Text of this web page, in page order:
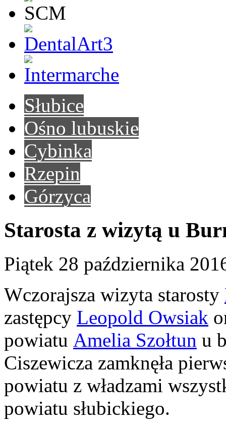
Słubice
Ośno lubuskie
Cybinka
Rzepin
Górzyca
Starosta z wizytą u
Piątek 28 października
Wczorajsza wizyta starosty
zastępcy Leopold Owsiak
powiatu Amelia Szołtun u
Ciszewicza zamknęła
powiatu z władzami
powiatu słubickiego.